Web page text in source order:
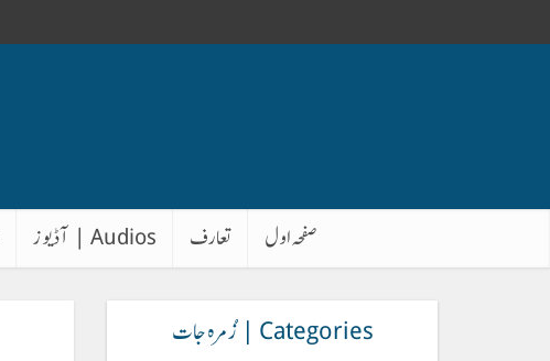
صفحہ اول تعارف Audios | آڈیوز
Categories | زُمرہ جات